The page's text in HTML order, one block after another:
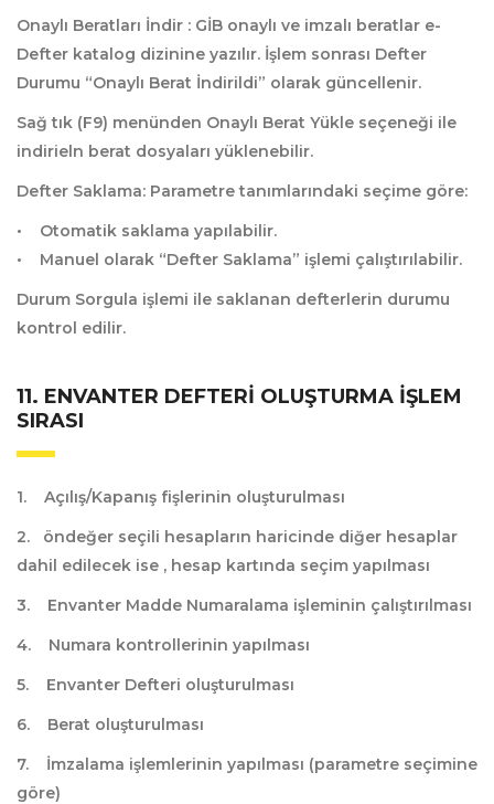
Onaylı Beratları İndir : GİB onaylı ve imzalı beratlar e-
Defter katalog dizinine yazılır. İşlem sonrası Defter
Durumu “Onaylı Berat İndirildi” olarak güncellenir.
Sağ tık (F9) menünden Onaylı Berat Yükle seçeneği ile
indirieln berat dosyaları yüklenebilir.
Defter Saklama: Parametre tanımlarındaki seçime göre:
• Otomatik saklama yapılabilir.
• Manuel olarak “Defter Saklama” işlemi çalıştırılabilir.
Durum Sorgula işlemi ile saklanan defterlerin durumu
kontrol edilir.
11. ENVANTER DEFTERI OLUŞTURMA İŞLEM
SIRASI
1. Açılış/Kapanış fişlerinin oluşturulması
2. öndeğer seçili hesapların haricinde diğer hesaplar
dahil edilecek ise , hesap kartında seçim yapılması
3. Envanter Madde Numaralama işleminin çalıştırılması
4. Numara kontrollerinin yapılması
5. Envanter Defteri oluşturulması
6. Berat oluşturulması
7. İmzalama işlemlerinin yapılması (parametre seçimine
göre)